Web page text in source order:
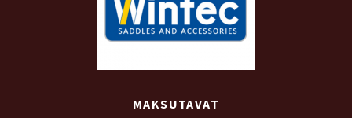
MAKSUTAVAT